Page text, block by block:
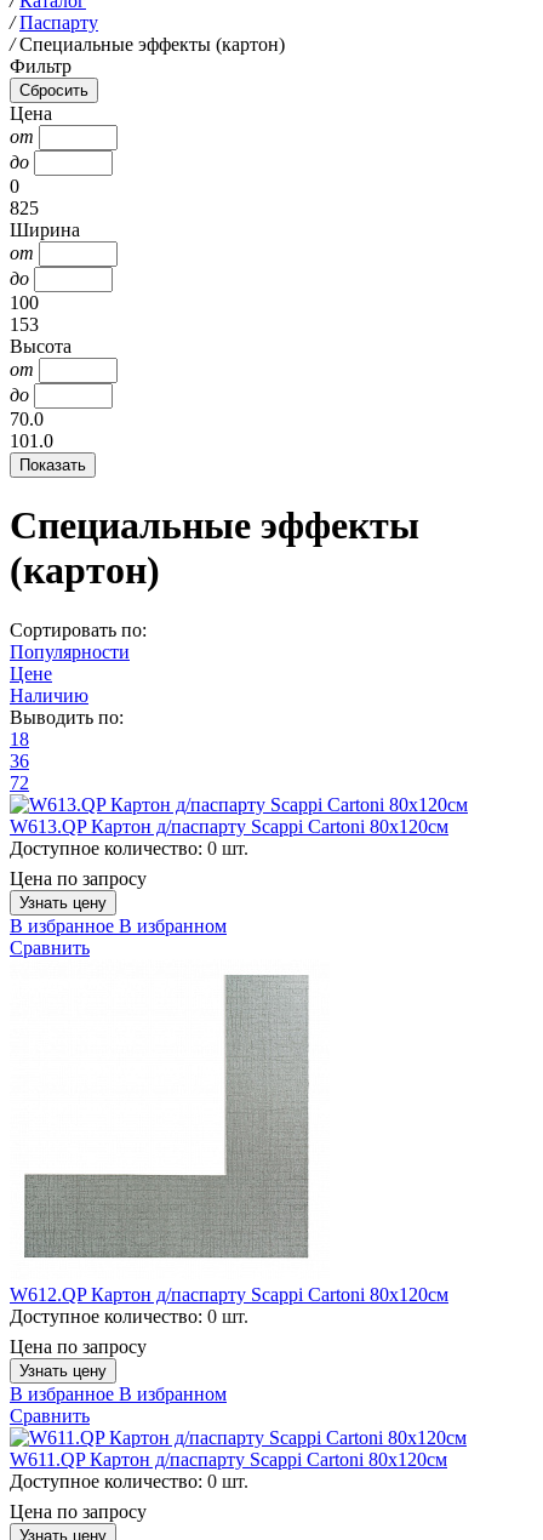
/ Паспарту
/ Специальные эффекты (картон)
Фильтр
Цена
от
до
0
825
Ширина
от
до
100
153
Высота
от
до
70.0
101.0
Специальные эффекты
(картон)
Сортировать по:
Популярности
Цене
Наличию
Выводить по:
18
36
72
W613.QP Картон д/паспарту Scappi Cartoni 80х120см
Доступное количество: 0 шт.
Цена по запросу
Узнать цену
В избранное В избранном
Сравнить
W612.QP Картон д/паспарту Scappi Cartoni 80х120см
Доступное количество: 0 шт.
Цена по запросу
Узнать цену
В избранное В избранном
Сравнить
W611.QP Картон д/паспарту Scappi Cartoni 80х120см
Доступное количество: 0 шт.
Цена по запросу
Узнать цену